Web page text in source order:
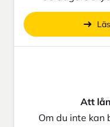
Att
Om du inte